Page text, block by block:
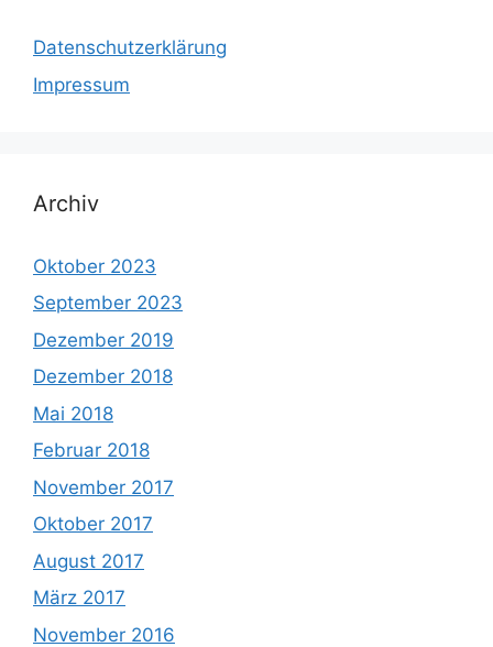
Datenschutzerklärung
Impressum
Archiv
Oktober 2023
September 2023
Dezember 2019
Dezember 2018
Mai 2018
Februar 2018
November 2017
Oktober 2017
August 2017
März 2017
November 2016